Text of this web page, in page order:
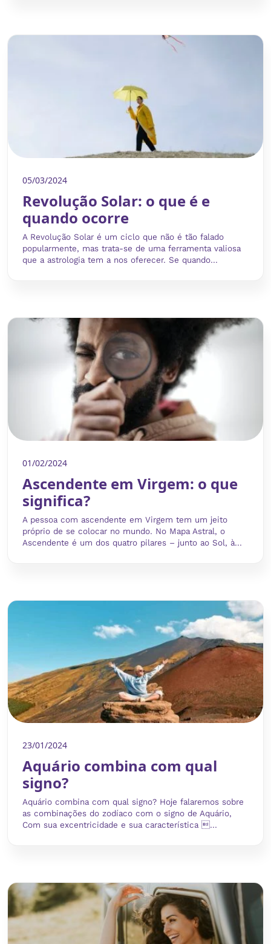
05/03/2024
Revolução Solar: o que é e
quando ocorre
A Revolução Solar é um ciclo que não é tão falado
popularmente, mas trata-se de uma ferramenta valiosa
que a astrologia tem a nos oferecer. Se quando...
01/02/2024
Ascendente em Virgem: o que
significa?
A pessoa com ascendente em Virgem tem um jeito
próprio de se colocar no mundo. No Mapa Astral, o
Ascendente é um dos quatro pilares – junto ao Sol, à...
23/01/2024
Aquário combina com qual
signo?
Aquário combina com qual signo? Hoje falaremos sobre
as combinações do zodíaco com o signo de Aquário,
Com sua excentricidade e sua característica ...